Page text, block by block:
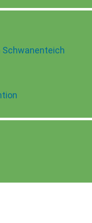
Schwanenteich